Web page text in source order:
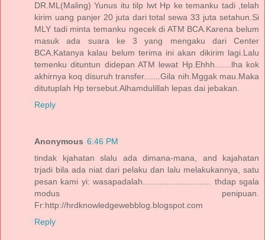
DR.ML(Maling) Yunus itu tilp lwt Hp ke temanku tadi ,telah
kirim uang panjer 20 juta dari total sewa 33 juta setahun.Si
MLY tadi minta temanku ngecek di ATM BCA.Karena belum
masuk ada suara ke 3 yang mengaku dari Center
BCA.Katanya kalau belum terima ini akan dikirim lagi.Lalu
temenku dituntun didepan ATM lewat Hp.Ehhh.......lha kok
akhirnya koq disuruh transfer.......Gila nih.Mggak mau.Maka
ditutuplah Hp tersebut.Alhamdulillah lepas dai jebakan.
Reply
Anonymous 6:46 PM
tindak kjahatan slalu ada dimana-mana, and kajahatan
trjadi bila ada niat dari pelaku dan lalu melakukannya, satu
pesan kami yi: wasapadalah............................. thdap sgala
modus penipuan.
Fr:http://hrdknowledgewebblog.blogspot.com
Reply